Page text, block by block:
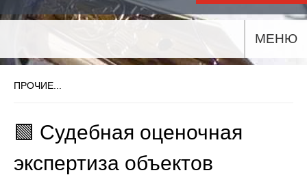
МЕНЮ
ПРОЧИЕ...
🟩 Судебная оценочная
экспертиза объектов